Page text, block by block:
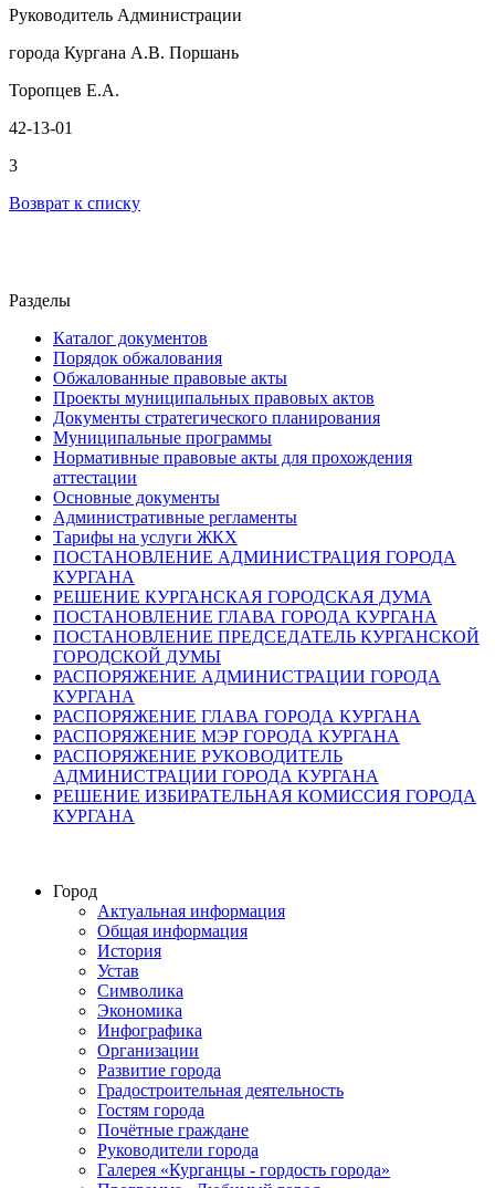
Руководитель Администрации
города Кургана А.В. Поршань
Торопцев Е.А.
42-13-01
3
Возврат к списку
Разделы
Каталог документов
Порядок обжалования
Обжалованные правовые акты
Проекты муниципальных правовых актов
Документы стратегического планирования
Муниципальные программы
Нормативные правовые акты для прохождения
аттестации
Основные документы
Административные регламенты
Тарифы на услуги ЖКХ
ПОСТАНОВЛЕНИЕ АДМИНИСТРАЦИЯ ГОРОДА
КУРГАНА
РЕШЕНИЕ КУРГАНСКАЯ ГОРОДСКАЯ ДУМА
ПОСТАНОВЛЕНИЕ ГЛАВА ГОРОДА КУРГАНА
ПОСТАНОВЛЕНИЕ ПРЕДСЕДАТЕЛЬ КУРГАНСКОЙ
ГОРОДСКОЙ ДУМЫ
РАСПОРЯЖЕНИЕ АДМИНИСТРАЦИИ ГОРОДА
КУРГАНА
РАСПОРЯЖЕНИЕ ГЛАВА ГОРОДА КУРГАНА
РАСПОРЯЖЕНИЕ МЭР ГОРОДА КУРГАНА
РАСПОРЯЖЕНИЕ РУКОВОДИТЕЛЬ
АДМИНИСТРАЦИИ ГОРОДА КУРГАНА
РЕШЕНИЕ ИЗБИРАТЕЛЬНАЯ КОМИССИЯ ГОРОДА
КУРГАНА
Город
Актуальная информация
Общая информация
История
Устав
Символика
Экономика
Инфографика
Организации
Развитие города
Градостроительная деятельность
Гостям города
Почётные граждане
Руководители города
Галерея «Курганцы - гордость города»